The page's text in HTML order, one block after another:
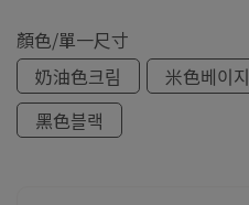
顏色/單一尺寸
奶油色크림
米色베이지
黑色블랙